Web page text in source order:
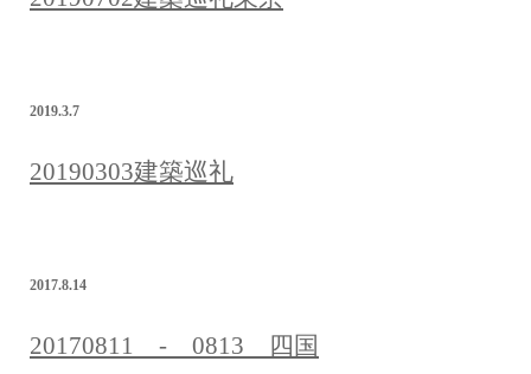
2019.3.7
20190303建築巡礼
2017.8.14
20170811 - 0813 四国